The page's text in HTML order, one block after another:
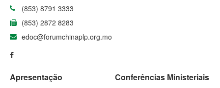
(853) 8791 3333
(853) 2872 8283
edoc@forumchinaplp.org.mo
Apresentação Conferências Ministeriais